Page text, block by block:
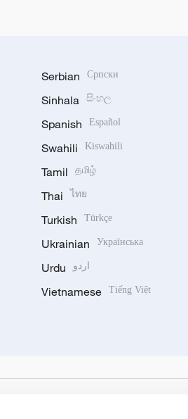
Serbian Српски
Sinhala සිංහල
Spanish Español
Swahili Kiswahili
Tamil தமிழ்
Thai ไทย
Turkish Türkçe
Ukrainian Українська
Urdu اردو
Vietnamese Tiếng Việt